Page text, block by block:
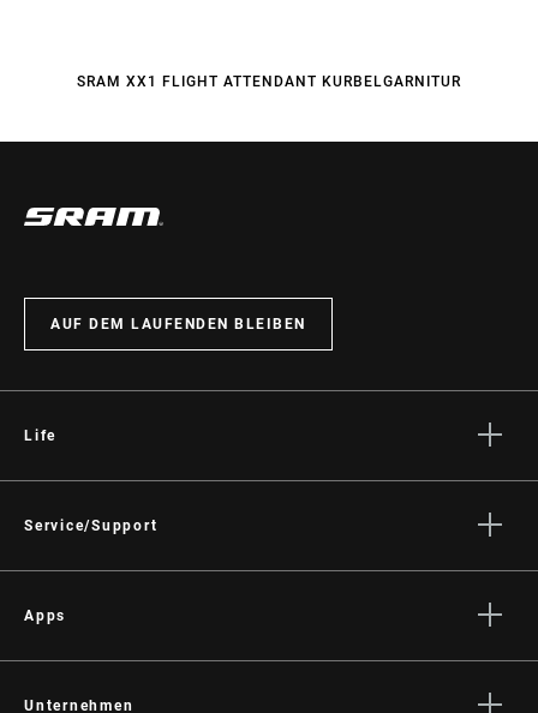
SRAM XX1 FLIGHT ATTENDANT KURBELGARNITUR
AUF DEM LAUFENDEN BLEIBEN
Life
Kultur
Service/Support
Händler Support
Apps
SRAM AXS™ on Google Play
Unternehmen